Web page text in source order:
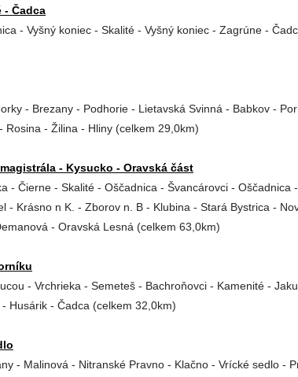
- Čadca
- Vyšný koniec - Skalité - Vyšný koniec - Zagrúne -
- Brezany - Podhorie - Lietavská Svinná - Babkov -
Rosina - Žilina - Hliny (celkem 29,0km)
- Kysucko - Oravská část
- Čierne - Skalité - Oščadnica - Švancárovci - Oščadnica -
- Krásno n K. - Zborov n. B - Klubina - Stará Bystrica -
- Oravská Lesná (celkem 63,0km)
- Vrchrieka - Semeteš - Bachroňovci - Kamenité -
Husárik - Čadca (celkem 32,0km)
- Malinová - Nitranské Pravno - Klačno - Vrícké sedlo -